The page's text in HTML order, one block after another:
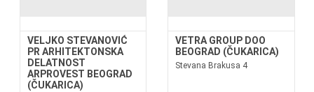
VELJKO STEVANOVIĆ
PR ARHITEKTONSKA
DELATNOST
ARPROVEST BEOGRAD
(ČUKARICA)
VETRA GROUP DOO
BEOGRAD (ČUKARICA)
Stevana Brakusa 4